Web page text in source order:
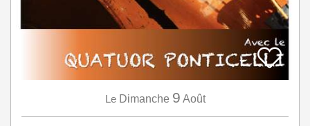
Le Dimanche 9 Août